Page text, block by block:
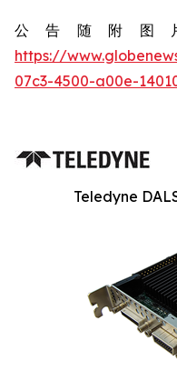
公告随附图
https://
07c3-4500-a00e-
Teledyne